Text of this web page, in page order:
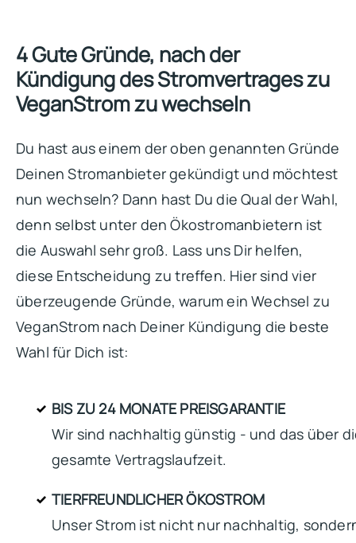
4 Gute Gründe, nach der
Kündigung des Stromvertrages zu
VeganStrom zu wechseln
Du hast aus einem der oben genannten Gründe
Deinen Stromanbieter gekündigt und möchtest
nun wechseln? Dann hast Du die Qual der Wahl,
denn selbst unter den Ökostromanbietern ist
die Auswahl sehr groß. Lass uns Dir helfen,
diese Entscheidung zu treffen. Hier sind vier
überzeugende Gründe, warum ein Wechsel zu
VeganStrom nach Deiner Kündigung die beste
Wahl für Dich ist:
BIS ZU 24 MONATE PREISGARANTIE
Wir sind nachhaltig günstig - und das über
gesamte Vertragslaufzeit.
TIERFREUNDLICHER ÖKOSTROM
Unser Strom ist nicht nur nachhaltig,